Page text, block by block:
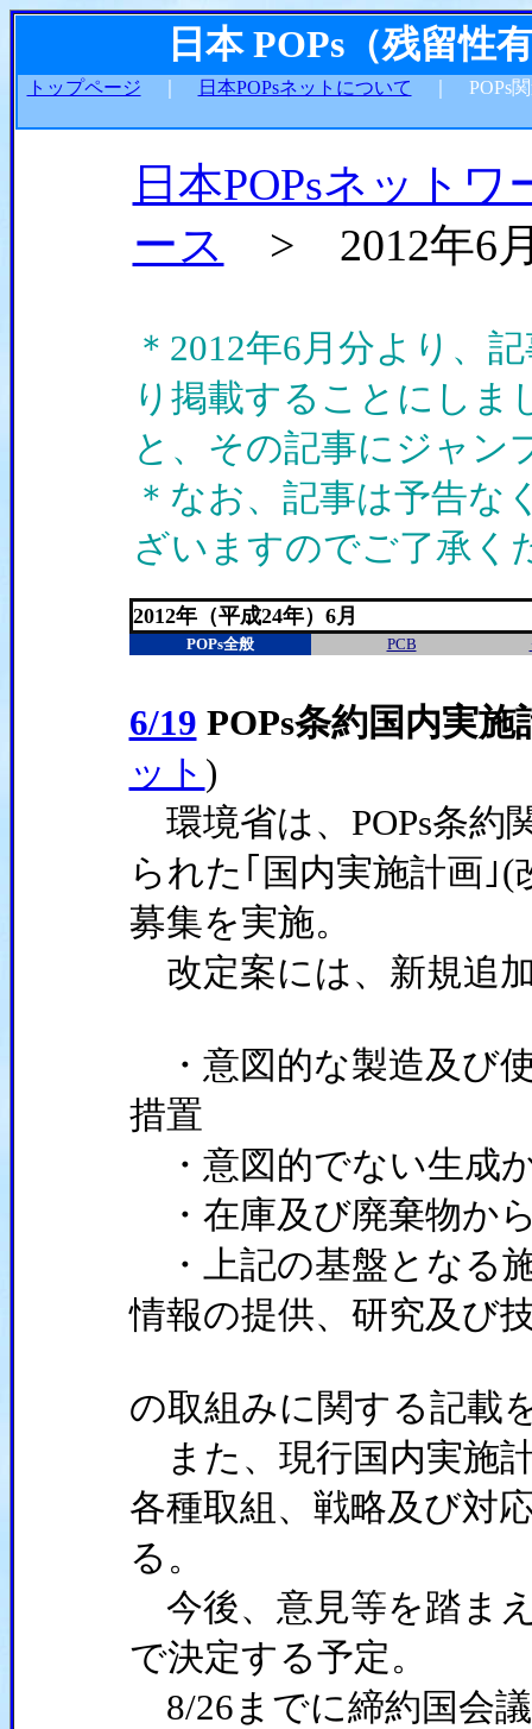
日本 POPs（残留性
トップページ 日本POPsネットについて ｜ POPs
日本POPsネットワ
ース
> 2012年6
＊2012年6月分より、
り掲載することにしま
と、その記事にジャン
＊なお、記事は予告な
ざいますのでご了承く
2012年（平成24年）6月
POPs全般 PCB
6/19 POPs条約国内実
ット )
環境省は、POPs条約
られた｢国内実施計画｣
募集を実施。
改定案には、新規追
・意図的な製造及び
措置
・意図的でない生成
・在庫及び廃棄物か
・上記の基盤となる
情報の提供、研究及び
の取組みに関する記載
また、現行国内実施
各種取組、戦略及び対
る。
今後、意見等を踏ま
で決定する予定。
8/26までに締約国会